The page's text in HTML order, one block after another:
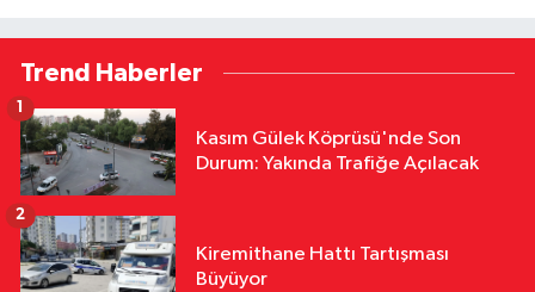
Trend Haberler
Kasım Gülek Köprüsü'nde Son
Durum: Yakında Trafiğe Açılacak
1
Kiremithane Hattı Tartışması
Büyüyor
2